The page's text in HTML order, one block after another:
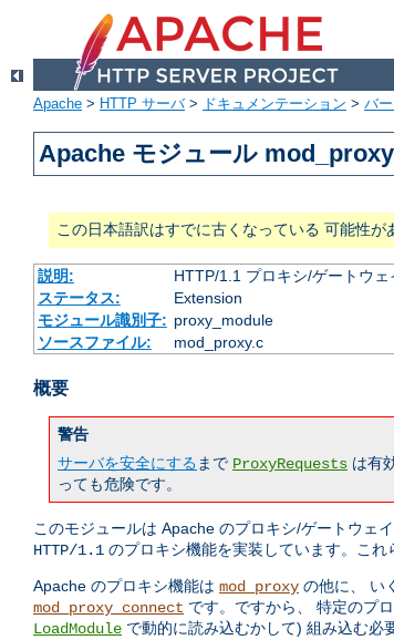
Apache > HTTP サーバ> ドキュメンテーション > バ
Apache モジュール mod_proxy
この日本語訳はすでに古くなっている 可能性が
説明:
HTTP/1.1 プロキシ/ゲートウェ
ステータス:
Extension
モジュール識別子: proxy_module
ソースファイル:
mod_proxy.c
概要
警告
サーバを安全にする まで ProxyRequests は有
っても危険です。
このモジュールは Apache のプロキシ/ゲートウェ
HTTP/1.1 のプロキシ機能を実装しています。こ
Apache のプロキシ機能は mod_proxy の他に、 い
mod_proxy_connect です。ですから、 特定のプ
LoadModule で動的に読み込むかして) 組み込む必